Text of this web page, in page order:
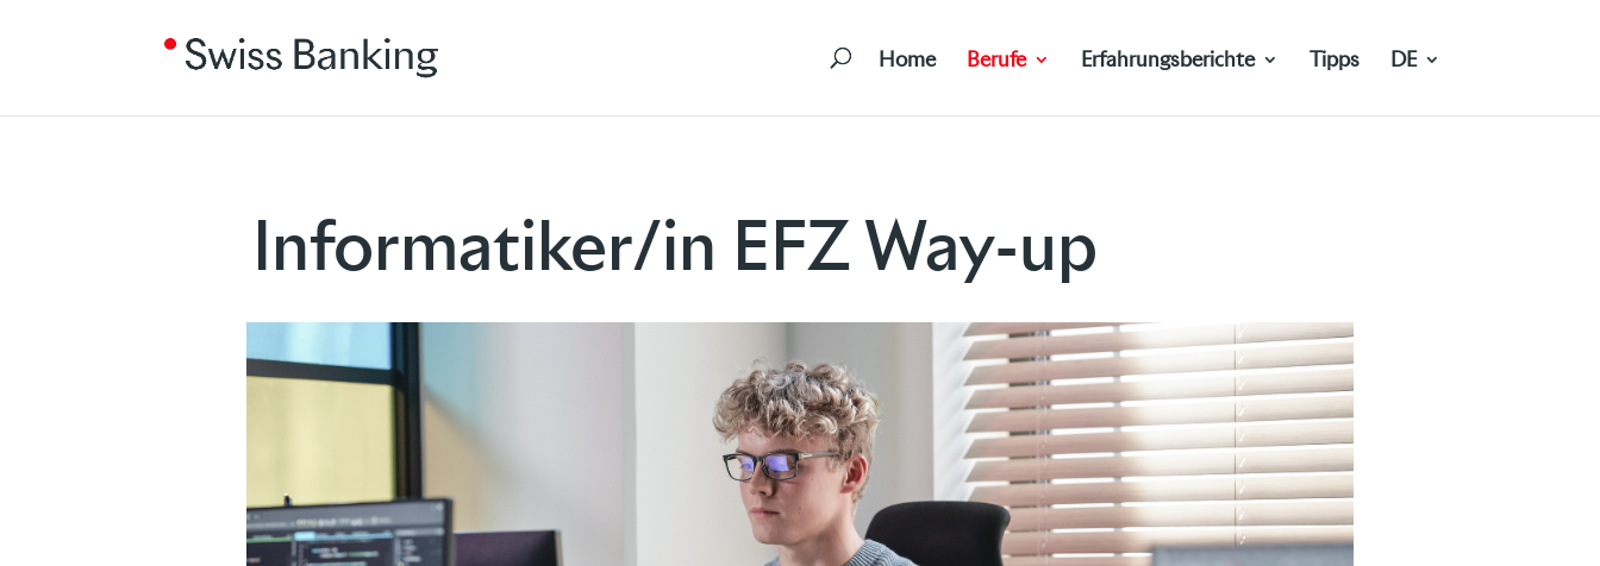
Home Berufe Erfahrungsberichte Tipps DE
Informatiker/in EFZ Way-up